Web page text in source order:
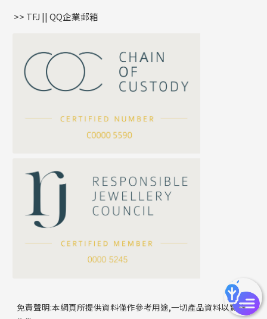
公司名稱
聯絡電話
嘴唇鏈系列
S車花鏈系列
珍珠鏈系列
坦克鏈系列
滿天星鏈系列
方假繩鏈系列
星座吊墜
珠扣
>> TFJ || QQ企業郵箱
免責聲明:本網頁所提供資料僅作參考用途,一切產品資料以實物